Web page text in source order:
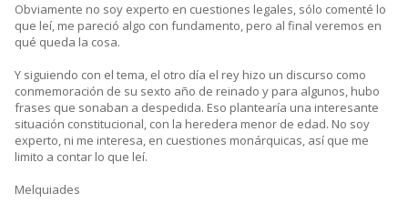
Obviamente no soy experto en cuestiones legales, sólo comenté lo
que leí, me pareció algo con fundamento, pero al final veremos en
qué queda la cosa.
Y siguiendo con el tema, el otro día el rey hizo un discurso como
conmemoración de su sexto año de reinado y para algunos, hubo
frases que sonaban a despedida. Eso plantearía una interesante
situación constitucional, con la heredera menor de edad. No soy
experto, ni me interesa, en cuestiones monárquicas, así que me
limito a contar lo que leí.
Melquiades